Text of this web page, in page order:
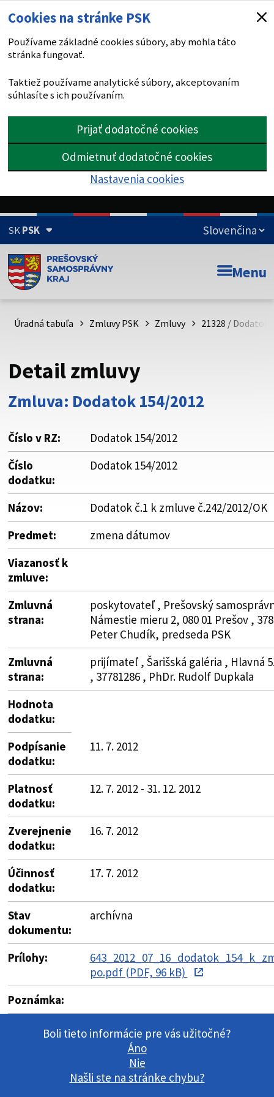
Cookies na stránke PSK
Používame základné cookies súbory, aby mohla táto
stránka fungovať.
Taktiež používame analytické súbory, akceptovaním
súhlasíte s ich používaním.
Prijať dodatočné cookies
Odmietnuť dodatočné cookies
Nastavenia cookies
SKPSK
Doména psk.sk je oficiálna
Toto je oficiálna webová stránka Prešovského
psk.sk.
Buďte pozorní a vždy sa uistite, že zdieľate informácie iba
cez zabezpečenú webovú stránku. Zabezpečená stránka
vždy začína https:// pred názvom domény webového sídla.
Menu
Úradná tabuľa Zmluvy PSK Zmluvy 21328 / Dodatok
Detail zmluvy
Zmluva: Dodatok 154/2012
Číslo v RZ:
Dodatok 154/2012
Číslo
dodatku:
Dodatok 154/2012
Názov:
Dodatok č.1 k zmluve č.242/2012/OK
Predmet:
zmena dátumov
Viazanosť k
zmluve:
Zmluvná
strana:
poskytovateľ , Prešovský
Námestie mieru 2, 080 01 Prešov ,
Peter Chudík, predseda PSK
Zmluvná
strana:
prijímateľ , Šarišská galéria , Hlavná
, 37781286 , PhDr. Rudolf Dupkala
Hodnota
dodatku:
Podpísanie
dodatku:
11. 7. 2012
Platnosť
dodatku:
12. 7. 2012 - 31. 12. 2012
Zverejnenie
dodatku:
16. 7. 2012
Účinnosť
dodatku:
17. 7. 2012
Stav
dokumentu:
archívna
Prílohy:
po.pdf (PDF, 96 kB)
Poznámka:
Boli tieto informácie pre vás užitočné?
Áno
Nie
Našli ste na stránke chybu?